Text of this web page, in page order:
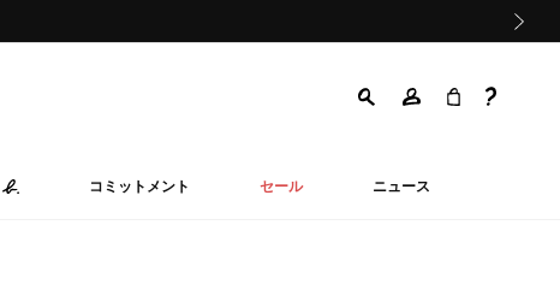
コミットメント セール ニュース